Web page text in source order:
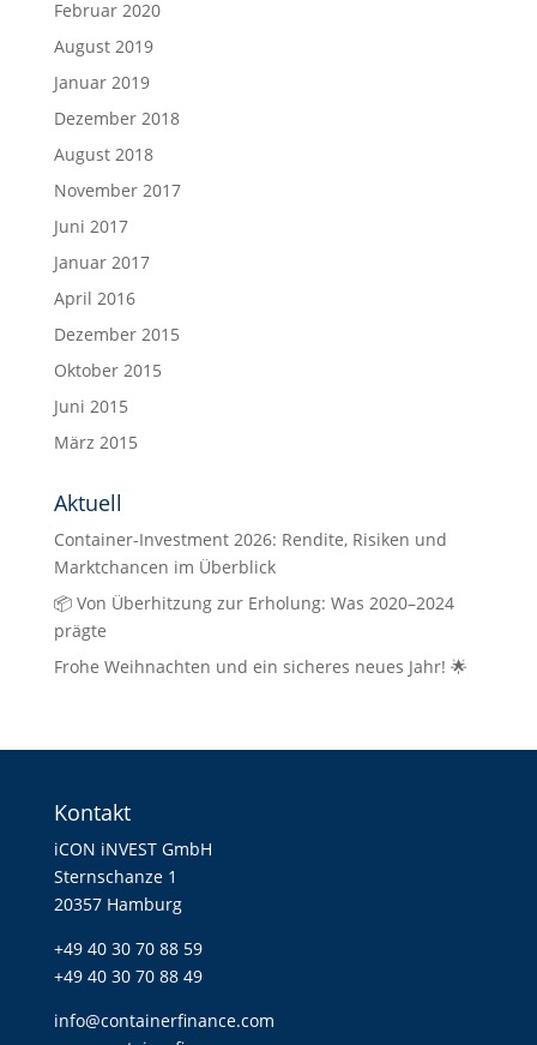
Februar 2020
August 2019
Januar 2019
Dezember 2018
August 2018
November 2017
Juni 2017
Januar 2017
April 2016
Dezember 2015
Oktober 2015
Juni 2015
März 2015
Aktuell
Container-Investment 2026: Rendite, Risiken und
Marktchancen im Überblick
📦 Von Überhitzung zur Erholung: Was 2020–2024
prägte
Frohe Weihnachten und ein sicheres neues Jahr! 🌟
Kontakt
iCON iNVEST GmbH
Sternschanze 1
20357 Hamburg
+49 40 30 70 88 59
+49 40 30 70 88 49
info@containerfinance.com